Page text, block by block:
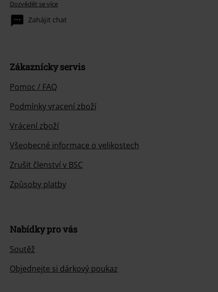
Dozvědět se více
Zahájit chat
Zákaznícky servis
Pomoc / FAQ
Podmínky vracení zboží
Vrácení zboží
Všeobecné informace o velikostech
Zrušit členství v BSC
Způsoby platby
Nabídky pro vás
Soutěž
Objednejte si dárkový poukaz